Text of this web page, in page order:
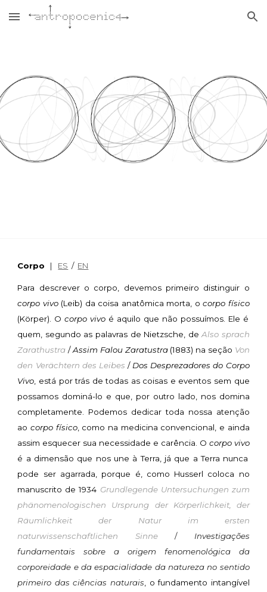
Skip to main content Skip to navigation
Corpo | ES / EN
Para descrever o corpo, devemos primeiro distinguir o
corpo vivo(Leib) da coisa anatômica morta, ocorpo físico
(Körper). Ocorpo vivo é aquilo que não possuímos. Ele é
quem, segundo as palavras de Nietzsche, deAlso sprach
Zarathustra /Assim Falou Zaratustra (1883) na seção Von
den Verächtern des Leibes / Dos Desprezadores do Corpo
Vivo , está por trás de todas as coisas e eventos sem que
possamos dominá-lo e que, por outro lado, nos domina
completamente. Podemos dedicar toda nossa atenção
aocorpo físico, como na medicina convencional, e ainda
assim esquecer sua necessidade e carência. O corpo vivo
é a dimensão que nos une à Terra, já que a Terra nunca
pode ser agarrada, porque é, como Husserl coloca no
manuscrito de 1934 Grundlegende Untersuchungen zum
phänomenologischen Ursprung der Körperlichkeit, der
Räumlichkeit der Natur im ersten
naturwissenschaftlichen Sinne/ Investigações
fundamentais sobre a origem fenomenológica da
corporeidade e da espacialidade da natureza no sentido
primeiro das ciências naturais , o fundamento intangível